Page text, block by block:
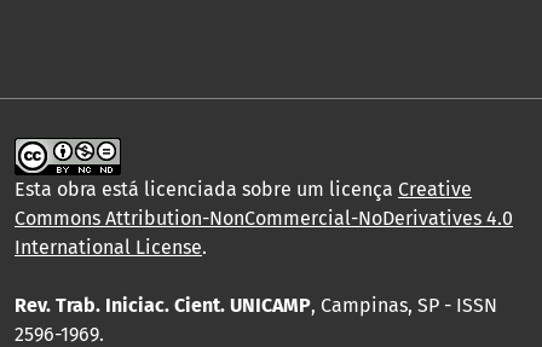
Esta obra está licenciada sobre um licença Creative
Commons Attribution-NonCommercial-NoDerivatives 4.0
International License.
Rev. Trab. Iniciac. Cient. UNICAMP, Campinas, SP - ISSN
2596-1969.